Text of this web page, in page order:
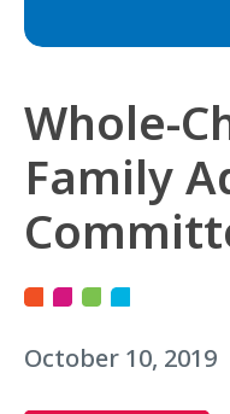
Whole-
Family
October 10, 2019